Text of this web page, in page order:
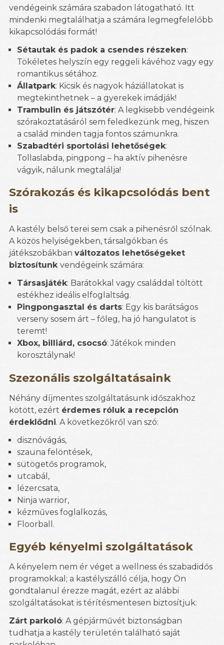
vendégeink számára szabadon látogatható. Itt
mindenki megtalálhatja a számára legmegfelelőbb
kikapcsolódási formát!
Sétautak és padok a csendes részeken:
Tökéletes helyszín egy reggeli kávéhoz vagy egy
romantikus sétához.
Állatpark: Kicsik és nagyok háziállatokat is
megtekinthetnek – a gyerekek imádják!
Trambulin és játszótér: A legkisebb vendégeink
szórakoztatásáról sem feledkezünk meg, hiszen
a család minden tagja fontos számunkra.
Szabadtéri sportolási lehetőségek:
Tollaslabda, pingpong – ha aktív pihenésre
vágyik, nálunk megtalálja!
Szórakozás és kikapcsolódás bent
is
A kastély belső terei sem csak a pihenésről szólnak.
A közös helyiségekben, társalgókban és
játékszobákban változatos lehetőségeket
biztosítunk vendégeink számára:
Társasjáték: Barátokkal vagy családdal töltött
estékhez ideális elfoglaltság.
Pingpongasztal és darts: Egy kis barátságos
verseny sosem árt – főleg, ha jó hangulatot is
teremt!
Xbox, billiárd, csocsó: Játékok minden
korosztálynak!
Szezonális szolgáltatásaink
Néhány díjmentes szolgáltatásunk időszakhoz
kötött, ezért érdemes róluk a recepción
érdeklődni. A következőkről van szó:
disznóvágás,
szauna felöntések,
sütögetős programok,
utcabál,
lézercsata,
Ninja warrior,
kézműves foglalkozás,
Floorball.
Egyéb kényelmi szolgáltatások
A kényelem nem ér véget a wellness és szabadidős
programokkal; a kastélyszálló célja, hogy Ön
gondtalanul érezze magát, ezért az alábbi
szolgáltatásokat is térítésmentesen biztosítjuk:
Zárt parkoló: A gépjárművét biztonságban
tudhatja a kastély területén található saját